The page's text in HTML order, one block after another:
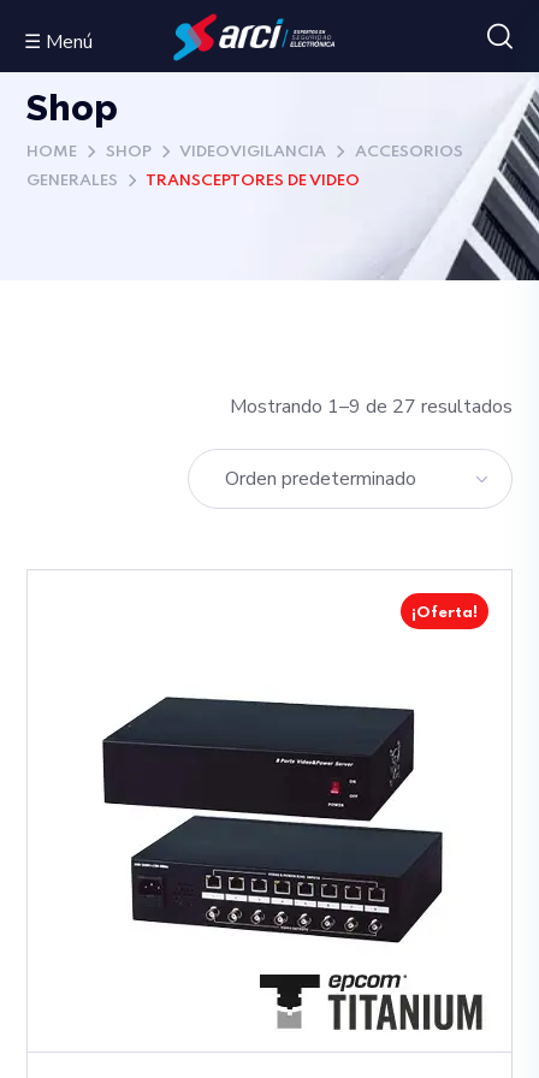
☰ Menú
Shop
HOME SHOP VIDEOVIGILANCIA
ACCESORIOS
GENERALES
TRANSCEPTORES DE VIDEO
Mostrando 1–9 de 27 resultados
¡Oferta!